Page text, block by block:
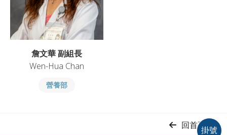
詹文華 副組長
Wen-Hua Chan
營養部
回首頁掛號